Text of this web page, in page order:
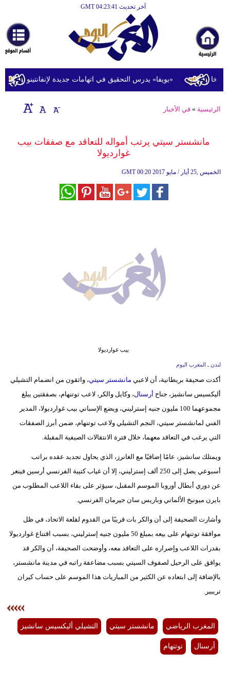
آخر تحديث GMT 04:23:41
أخبارعاجلة
رياضة
ثقافة
إقتصاد
وموسيقى
مرأة
أزياء
إسلامية
وتكنولوجيا
فيديو
سيارات
«يويفا» يدرس التحقيق في اتهامات جديدة لإنفانتينو
الرئيسية »في الأخبار
مانشستر سيتي يرتب أمواله للتعاقد مع صفقات بيب
غوارديولا
GMT 00:20 2017 الخميس ,25 أيار / مايو
بيب غوارديولا
لندن ـ المغرب اليوم
أكدت صحيفة بريطانية، أن لاعبي مانشستر سيتي، واثقون من انضمام التشيلي
أليكسيس سانشيز، جناح أرسنال، وكايل والكر، لاعب توتنهام، بصفقتين يبلغ
مجموعهما 100 مليون جنيه إسترليني، ويضع الإسباني بيب غوارديولا، المدير
الفني لمانشستر سيتي، النجم التشيلي ولاعب توتنهام، ضمن أبرز الصفقات
التي يرغب في التعاقد معهما، خلال فترة الانتقالات الصيفية المقبلة.
ويمتلك سانشيز، عامًا إضافيًا مع الغانرز، الذي يحاول تجديد عقده براتب
أسبوعي يصل إلى 250 ألف إسترليني، إلا أن غياب كتيبة الفرنسي أرسين فينغر
عن دوري أبطال أوروبا الموسم المقبل، سيؤثر على بقاء اللاعب المطلوب من
بايرن ميونيخ الألماني وباريس سان جيرمان الفرنسي.
وأشارت الصحيفة إلى أن والكر بات قريبًا من القدوم لقلعة الاتحاد، في ظل
موافقة توتنهام على بيعه بمبلغ 50 مليون جنيه إسترليني، بسبب اقتناع غوارديولا
بقدرات اللاعب وإصراره على التعاقد معه، وأوضحت الصحيفة، أن والكر قد
يوافق على الرحيل لصفوف السيتي بسبب مضاعفة راتبه في مدينة مانشستر،
بالإضافة إلى ابتعاده عن الكثير من المباريات هذا الموسم على حساب كيران
تريبير.
المغرب الرياضي مانشستر سيتي التشيلي أليكسيس سانشيز
أرسنال توتنهام